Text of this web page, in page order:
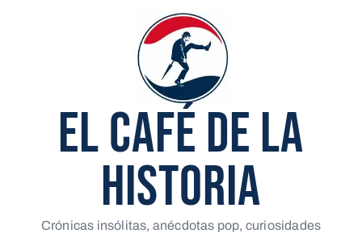
EL CAFÉ DE LA
HISTORIA
Crónicas insólitas, anécdotas pop, curiosidades